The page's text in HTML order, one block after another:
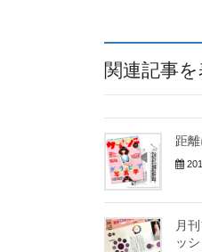
関連記事
距
月
ッ